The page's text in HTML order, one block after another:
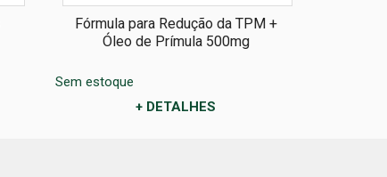
Fórmula para Redução da TPM +
Óleo de Prímula 500mg
Sem estoque
+ DETALHES